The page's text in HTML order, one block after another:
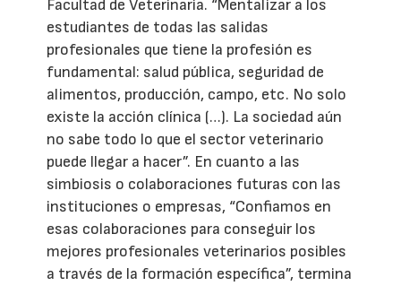
Facultad de Veterinaria. “Mentalizar a los
estudiantes de todas las salidas
profesionales que tiene la profesión es
fundamental: salud pública, seguridad de
alimentos, producción, campo, etc. No solo
existe la acción clínica (…). La sociedad aún
no sabe todo lo que el sector veterinario
puede llegar a hacer”. En cuanto a las
simbiosis o colaboraciones futuras con las
instituciones o empresas, “Confiamos en
esas colaboraciones para conseguir los
mejores profesionales veterinarios posibles
a través de la formación específica”, termina